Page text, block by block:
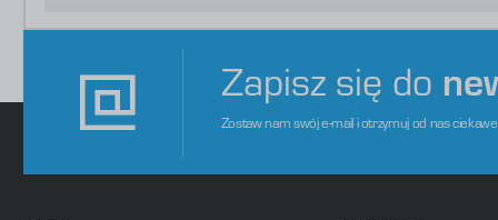
Zapisz się do
Zostaw nam swój e-mail i otrzymuj od nas